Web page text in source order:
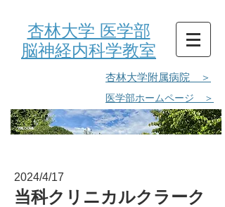
杏林大学 医学部
脳神経内科学教室
杏林大学附属病院 ＞
医学部ホームページ ＞
WELCOME
2024/4/17
当科クリニカルクラーク